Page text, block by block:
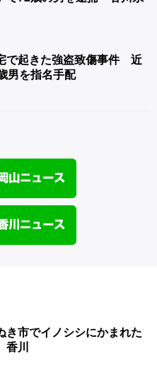
で起きた強盗致傷事件 近
男を指名手配
き市でイノシシにかまれた
川